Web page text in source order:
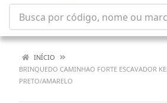
INÍCIO
BRINQUEDO CAMINHAO FORTE ESCAVADOR
PRETO/AMARELO